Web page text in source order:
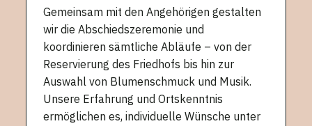
Gemeinsam mit den Angehörigen gestalten
wir die Abschiedszeremonie und
koordinieren sämtliche Abläufe – von der
Reservierung des Friedhofs bis hin zur
Auswahl von Blumenschmuck und Musik.
Unsere Erfahrung und Ortskenntnis
ermöglichen es, individuelle Wünsche unter